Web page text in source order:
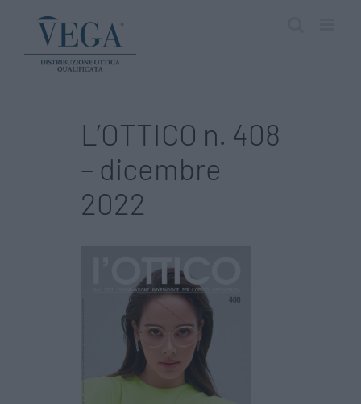
contenuto
L’OTTICO n. 408
– dicembre
2022